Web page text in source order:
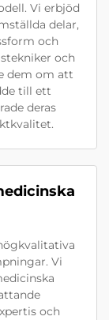
Vi erbjöd
delar,
och
och
dem om att
till ett
deras
Vi
och